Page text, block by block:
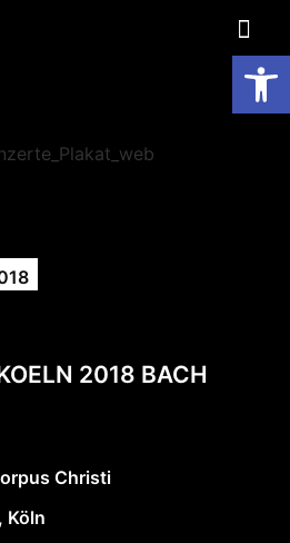
2018 BACH
Christi
Köln